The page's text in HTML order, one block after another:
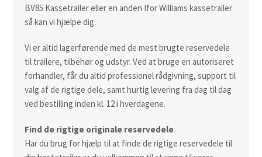
BV85 Kassetrailer eller en anden Ifor Williams kassetrailer
så kan vi hjælpe dig.
Vi er altid lagerførende med de mest brugte reservedele
til trailere, tilbehør og udstyr. Ved at bruge en autoriseret
forhandler, får du altid professionel rådgivning, support til
valg af de rigtige dele, samt hurtig levering fra dag til dag
ved bestilling inden kl. 12 i hverdagene.
Find de rigtige originale reservedele
Har du brug for hjælp til at finde de rigtige reservedele til